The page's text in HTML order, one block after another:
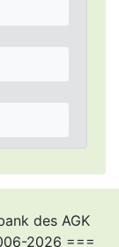
des AGK
2026 ===